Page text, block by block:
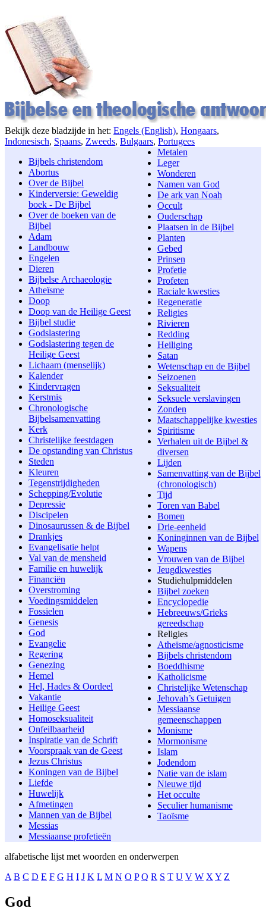
Bekijk deze bladzijde in het: Engels (English), Hongaars,
Indonesisch, Spaans, Zweeds, Bulgaars, Portugees
Bijbels christendom
Abortus
Over de Bijbel
Kinderversie: Geweldig
boek - De Bijbel
Over de boeken van de
Bijbel
Adam
Landbouw
Engelen
Dieren
Bijbelse Archaeologie
Atheïsme
Doop
Doop van de Heilige Geest
Bijbel studie
Godslastering
Godslastering tegen de
Heilige Geest
Lichaam (menselijk)
Kalender
Kindervragen
Kerstmis
Chronologische
Bijbelsamenvatting
Kerk
Christelijke feestdagen
De opstanding van Christus
Steden
Kleuren
Tegenstrijdigheden
Schepping/Evolutie
Depressie
Discipelen
Dinosaurussen & de Bijbel
Drankjes
Evangelisatie helpt
Val van de mensheid
Familie en huwelijk
Financiën
Overstroming
Voedingsmiddelen
Fossielen
Genesis
God
Evangelie
Regering
Genezing
Hemel
Hel, Hades & Oordeel
Vakantie
Heilige Geest
Homoseksualiteit
Onfeilbaarheid
Inspiratie van de Schrift
Voorspraak van de Geest
Jezus Christus
Koningen van de Bijbel
Liefde
Huwelijk
Afmetingen
Mannen van de Bijbel
Messias
Messiaanse profetieën
Metalen
Leger
Wonderen
Namen van God
De ark van Noah
Occult
Ouderschap
Plaatsen in de Bijbel
Planten
Gebed
Prinsen
Profetie
Profeten
Raciale kwesties
Regeneratie
Religies
Rivieren
Redding
Heiliging
Satan
Wetenschap en de Bijbel
Seizoenen
Seksualiteit
Seksuele verslavingen
Zonden
Maatschappelijke kwesties
Spiritisme
Verhalen uit de Bijbel &
diversen
Lijden
Samenvatting van de Bijbel
(chronologisch)
Tijd
Toren van Babel
Bomen
Drie-eenheid
Koninginnen van de Bijbel
Wapens
Vrouwen van de Bijbel
Jeugdkwesties
Studiehulpmiddelen
Bijbel zoeken
Encyclopedie
Hebreeuws/Grieks
gereedschap
Religies
Atheïsme/agnosticisme
Bijbels christendom
Boeddhisme
Katholicisme
Christelijke Wetenschap
Jehovah’s Getuigen
Messiaanse
gemeenschappen
Monisme
Mormonisme
Islam
Jodendom
Natie van de islam
Nieuwe tijd
Het occulte
Seculier humanisme
Taoïsme
alfabetische lijst met woorden en onderwerpen
A B C D E F G H I J K L M N O P Q R S T U V W X Y Z
God